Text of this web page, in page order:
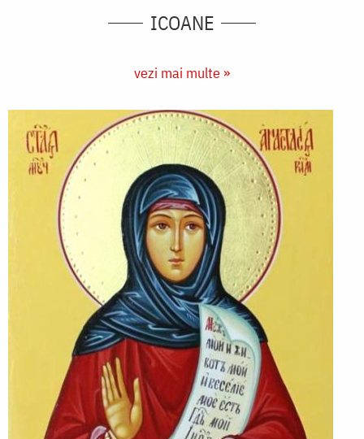
ICOANE
vezi mai multe »